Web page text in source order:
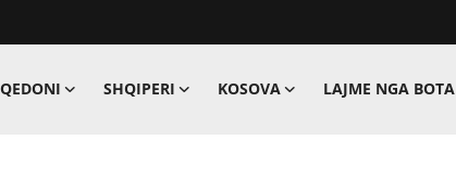
SHQIPERI KOSOVA LAJME NGA BOTA